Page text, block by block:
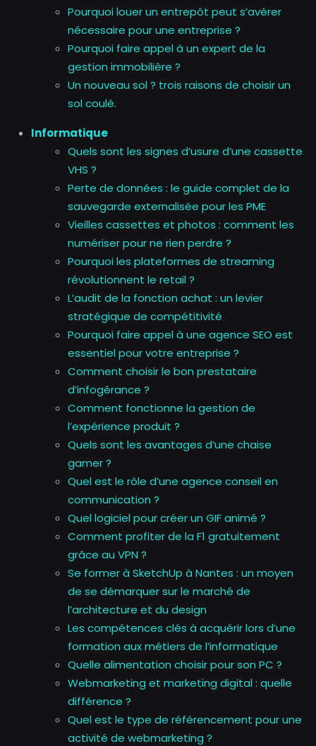
Pourquoi louer un entrepôt peut s’avérer
nécessaire pour une entreprise ?
Pourquoi faire appel à un expert de la
gestion immobilière ?
Un nouveau sol ? trois raisons de choisir un
sol coulé.
Informatique
Quels sont les signes d’usure d’une cassette
VHS ?
Perte de données : le guide complet de la
sauvegarde externalisée pour les PME
Vieilles cassettes et photos : comment les
numériser pour ne rien perdre ?
Pourquoi les plateformes de streaming
révolutionnent le retail ?
L’audit de la fonction achat : un levier
stratégique de compétitivité
Pourquoi faire appel à une agence SEO est
essentiel pour votre entreprise ?
Comment choisir le bon prestataire
d’infogérance ?
Comment fonctionne la gestion de
l’expérience produit ?
Quels sont les avantages d’une chaise
gamer ?
Quel est le rôle d’une agence conseil en
communication ?
Quel logiciel pour créer un GIF animé ?
Comment profiter de la F1 gratuitement
grâce au VPN ?
Se former à SketchUp à Nantes : un moyen
de se démarquer sur le marché de
l’architecture et du design
Les compétences clés à acquérir lors d’une
formation aux métiers de l’informatique
Quelle alimentation choisir pour son PC ?
Webmarketing et marketing digital : quelle
différence ?
Quel est le type de référencement pour une
activité de webmarketing ?